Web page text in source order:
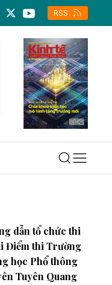
Nam Trang
RSS
dẫn tổ chức thi
Điểm thi Trường
học Phổ thông
Tuyên Quang